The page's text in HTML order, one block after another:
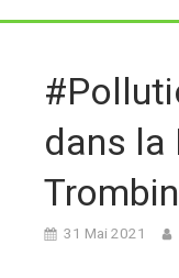
dans la
31 Mai 2021